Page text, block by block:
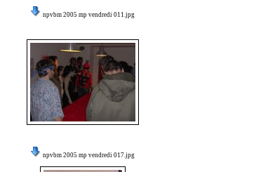
npvbm 2005 mp vendredi 011.jpg
npvbm 2005 mp vendredi 017.jpg